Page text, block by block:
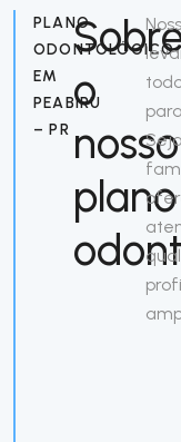
PLANO
ODONTOLÓGICO
EM
PEABIRU
– PR
o
nosso
plano